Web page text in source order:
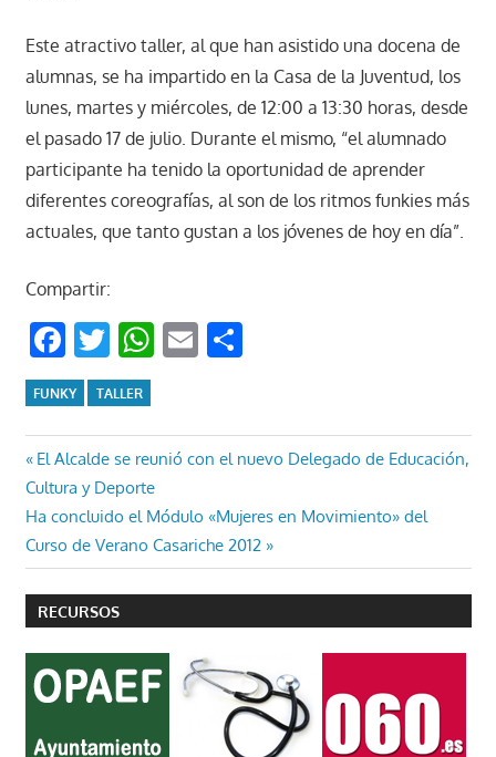
Este atractivo taller, al que han asistido una docena de
alumnas, se ha impartido en la Casa de la Juventud, los
lunes, martes y miércoles, de 12:00 a 13:30 horas, desde
el pasado 17 de julio. Durante el mismo, “el alumnado
participante ha tenido la oportunidad de aprender
diferentes coreografías, al son de los ritmos funkies más
actuales, que tanto gustan a los jóvenes de hoy en día”.
Compartir:
Facebook
Twitter
WhatsApp
EmailCompartir
FUNKY TALLER
Navegación
de
entradas
Entrada
anterior:
El Alcalde se reunió con el nuevo Delegado de Educación,
Cultura y Deporte
Entrada
siguiente:
Ha concluido el Módulo «Mujeres en Movimiento» del
Curso de Verano Casariche 2012
RECURSOS